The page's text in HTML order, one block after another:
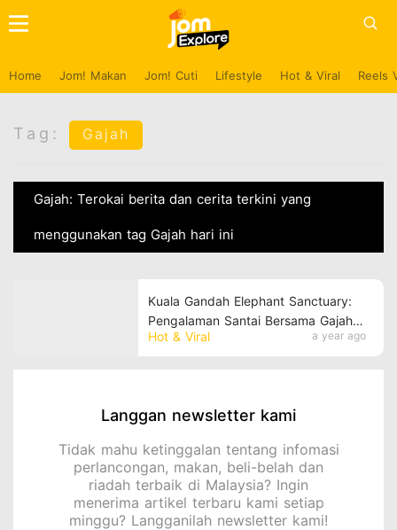
Home Jom! Makan Jom! Cuti Lifestyle Hot & Viral Reels
Tag: Gajah
Gajah: Terokai berita dan cerita terkini yang
menggunakan tag Gajah hari ini
Hot & Viral a year ago
Kuala Gandah Elephant Sanctuary:
Pengalaman Santai Bersama Gajah
di Malaysia
Langgan newsletter kami
Tidak mahu ketinggalan tentang infomasi
perlancongan, makan, beli-belah dan
riadah terbaik di Malaysia? Ingin
menerima artikel terbaru kami setiap
minggu? Langganilah newsletter kami!